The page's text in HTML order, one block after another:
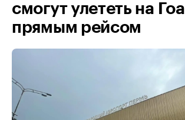
смогут улететь на Гоа
прямым рейсом